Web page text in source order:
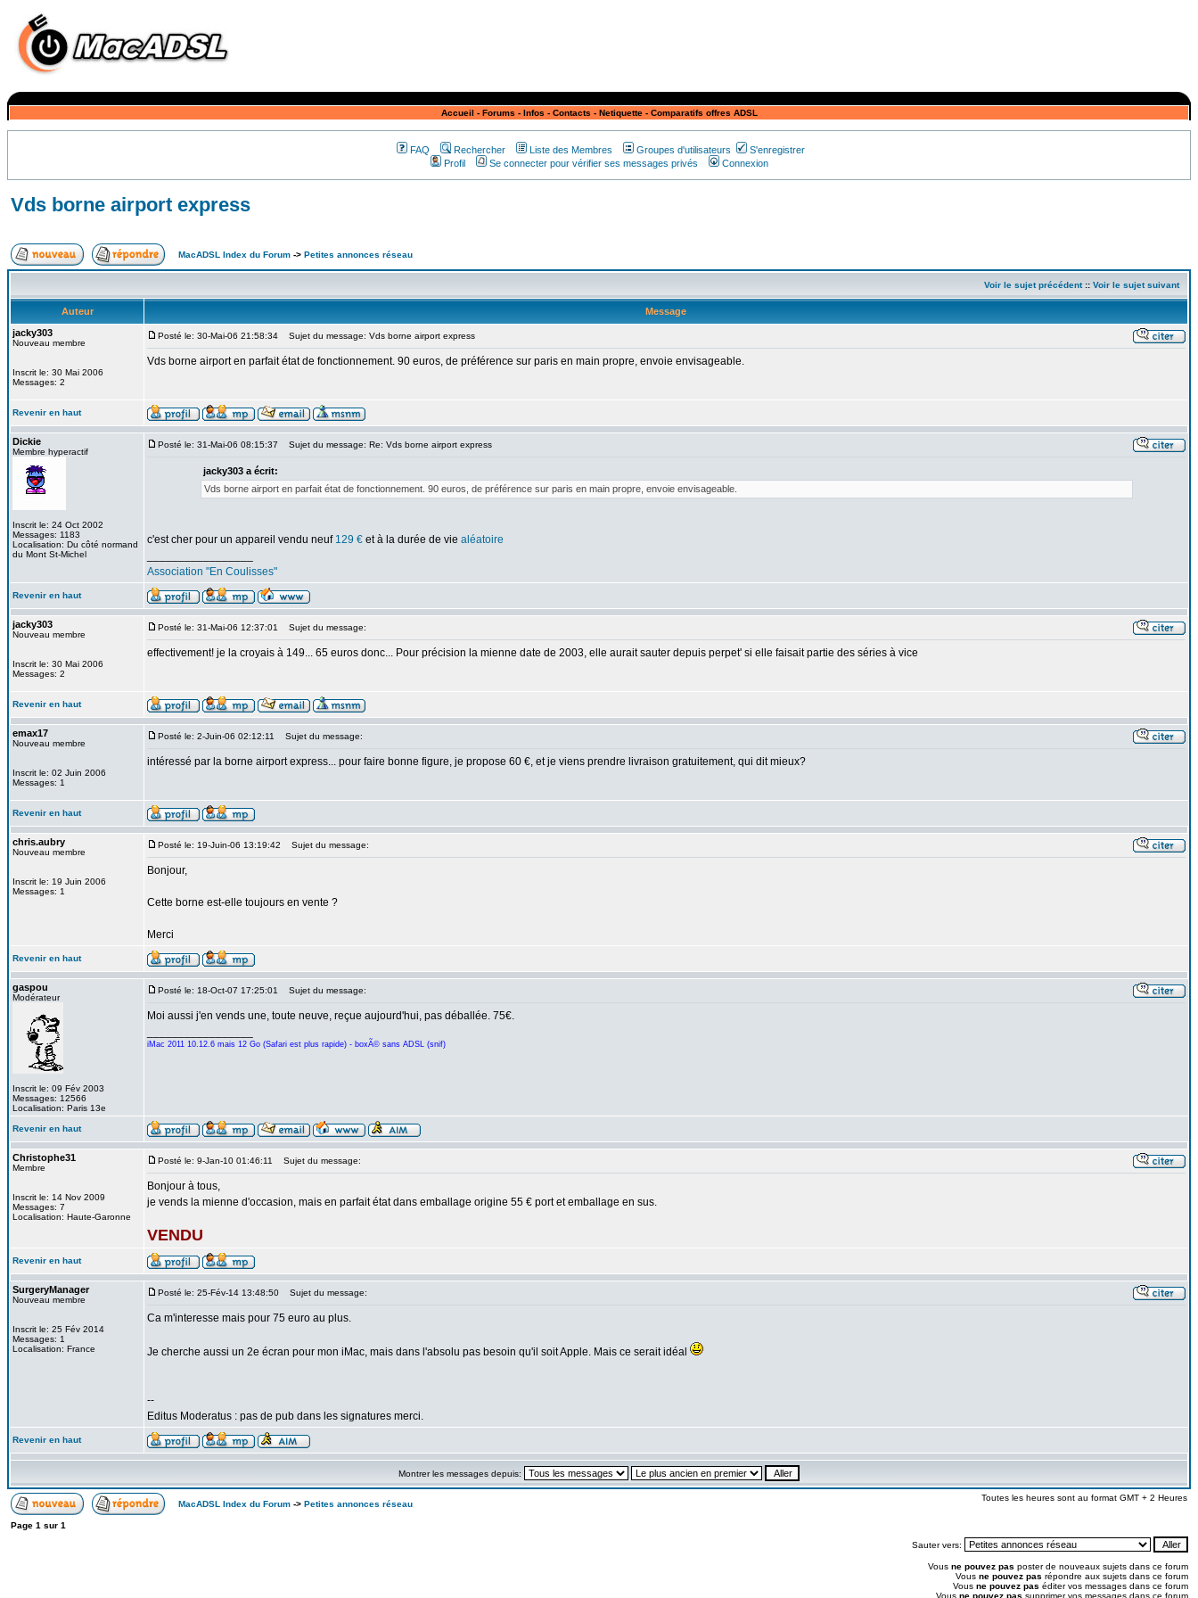
Accueil - Forums - Infos - Contacts - Netiquette- Comparatifs offres ADSL
FAQ Rechercher Liste des Membres Groupes d'utilisateurs
S'enregistrer
Profil
Se connecter pour vérifier ses messages privés Connexion
Vds borne airport express
MacADSL Index du Forum -> Petites annonces réseau
Voir le sujet précédent:: Voir le sujet suivant
Auteur
Message
jacky303
Nouveau membre
Inscrit le: 30 Mai 2006
Messages: 2
Posté le: 30-Mai-06 21:58:34 Sujet du message: Vds borne airport express
Vds borne airport en parfait état de fonctionnement. 90 euros, de préférence sur paris en main propre, envoie envisageable.
Revenir en haut
Dickie
Membre hyperactif
Inscrit le: 24 Oct 2002
Messages: 1183
Localisation: Du côté normand
du Mont St-Michel
Posté le: 31-Mai-06 08:15:37 Sujet du message: Re: Vds borne airport express
jacky303 a écrit:
Vds borne airport en parfait état de fonctionnement. 90 euros, de préférence sur paris en main propre, envoie envisageable.
c'est cher pour un appareil vendu neuf 129 € et à la durée de vie aléatoire
Association "En Coulisses"
Revenir en haut
jacky303
Nouveau membre
Inscrit le: 30 Mai 2006
Messages: 2
Posté le: 31-Mai-06 12:37:01 Sujet du message:
effectivement! je la croyais à 149... 65 euros donc... Pour précision la mienne date de 2003, elle aurait sauter depuis perpet' si elle faisait partie des séries à vice
Revenir en haut
emax17
Nouveau membre
Inscrit le: 02 Juin 2006
Messages: 1
Posté le: 2-Juin-06 02:12:11 Sujet du message:
intéressé par la borne airport express... pour faire bonne figure, je propose 60 €, et je viens prendre livraison gratuitement, qui dit mieux?
Revenir en haut
chris.aubry
Nouveau membre
Inscrit le: 19 Juin 2006
Messages: 1
Posté le: 19-Juin-06 13:19:42 Sujet du message:
Bonjour,
Cette borne est-elle toujours en vente ?
Merci
Revenir en haut
gaspou
Modérateur
Inscrit le: 09 Fév 2003
Messages: 12566
Localisation: Paris 13e
Posté le: 18-Oct-07 17:25:01 Sujet du message:
Moi aussi j'en vends une, toute neuve, reçue aujourd'hui, pas déballée. 75€.
iMac 2011 10.12.6 mais 12 Go (Safari est plus rapide) - boxÃ© sans ADSL (snif)
Revenir en haut
Christophe31
Membre
Inscrit le: 14 Nov 2009
Messages: 7
Localisation: Haute-Garonne
Posté le: 9-Jan-10 01:46:11 Sujet du message:
Bonjour à tous,
je vends la mienne d'occasion, mais en parfait état dans emballage origine 55 € port et emballage en sus.
VENDU
Revenir en haut
SurgeryManager
Nouveau membre
Inscrit le: 25 Fév 2014
Messages: 1
Localisation: France
Posté le: 25-Fév-14 13:48:50 Sujet du message:
Ca m'interesse mais pour 75 euro au plus.
Je cherche aussi un 2e écran pour mon iMac, mais dans l'absolu pas besoin qu'il soit Apple. Mais ce serait idéal
--
Editus Moderatus : pas de pub dans les signatures merci.
Revenir en haut
Montrer les messages depuis:
MacADSL Index du Forum -> Petites annonces réseau
Toutes les heures sont au format GMT + 2 Heures
Page 1 sur 1
Sauter vers:
Vous ne pouvez pas poster de nouveaux sujets dans ce forum
Vous ne pouvez pas répondre aux sujets dans ce forum
Vous ne pouvez pas éditer vos messages dans ce forum
Vous ne pouvez pas supprimer vos messages dans ce forum